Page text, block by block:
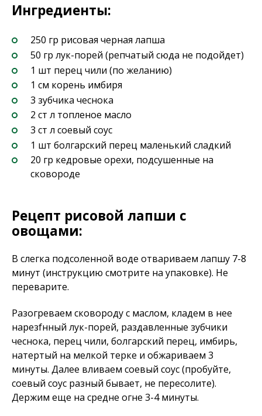
Ингредиенты:
250 гр рисовая черная лапша
50 гр лук-порей (репчатый сюда не подойдет)
1 шт перец чили (по желанию)
1 см корень имбиря
3 зубчика чеснока
2 ст л топленое масло
3 ст л соевый соус
1 шт болгарский перец маленький сладкий
20 гр кедровые орехи, подсушенные на
сковороде
Рецепт рисовой лапши с
овощами:
В слегка подсоленной воде отвариваем лапшу 7-8
минут (инструкцию смотрите на упаковке). Не
переварите.
‌Разогреваем сковороду с маслом, кладем в нее
нарезfнный лук-порей, раздавленные зубчики
чеснока, перец чили, болгарский перец, имбирь,
натертый на мелкой терке и обжариваем 3
минуты. Далее вливаем соевый соус (пробуйте,
соевый соус разный бывает, не пересолите).
Держим еще на средне огне 3-4 минуты.